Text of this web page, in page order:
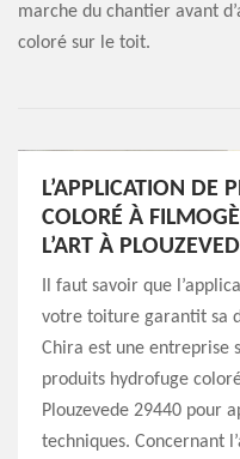
marche du chantier avant
coloré sur le toit.
L’APPLICATION DE
COLORÉ À
L’ART À
Il faut savoir que
votre toiture garantit sa
Chira est une entreprise
produits hydrofuge
Plouzevede 29440 pour
techniques. Concernant